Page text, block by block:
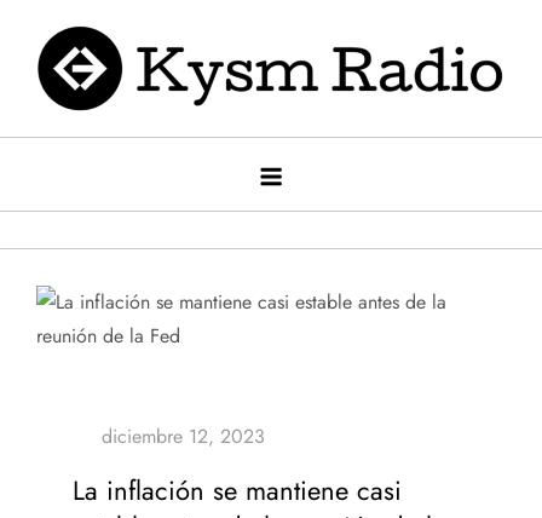
contenido
Kysm radio
Kysm Radio
La inflación se mantiene casi